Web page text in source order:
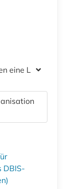
eine Lizenz
DBIS-